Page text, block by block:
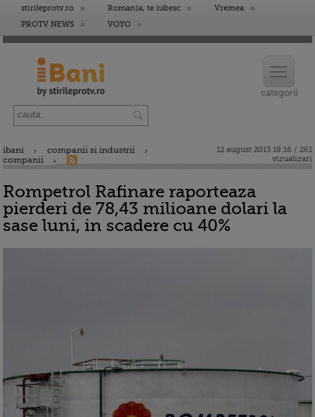
stirileprotv.ro Romania, te iubesc
Vremea
PROTV NEWS
VOYO
ibani
companii si industrii
companii
12 august 2013 18:16 / 261
vizualizari
Rompetrol Rafinare raporteaza
pierderi de 78,43 milioane dolari la
sase luni, in scadere cu 40%